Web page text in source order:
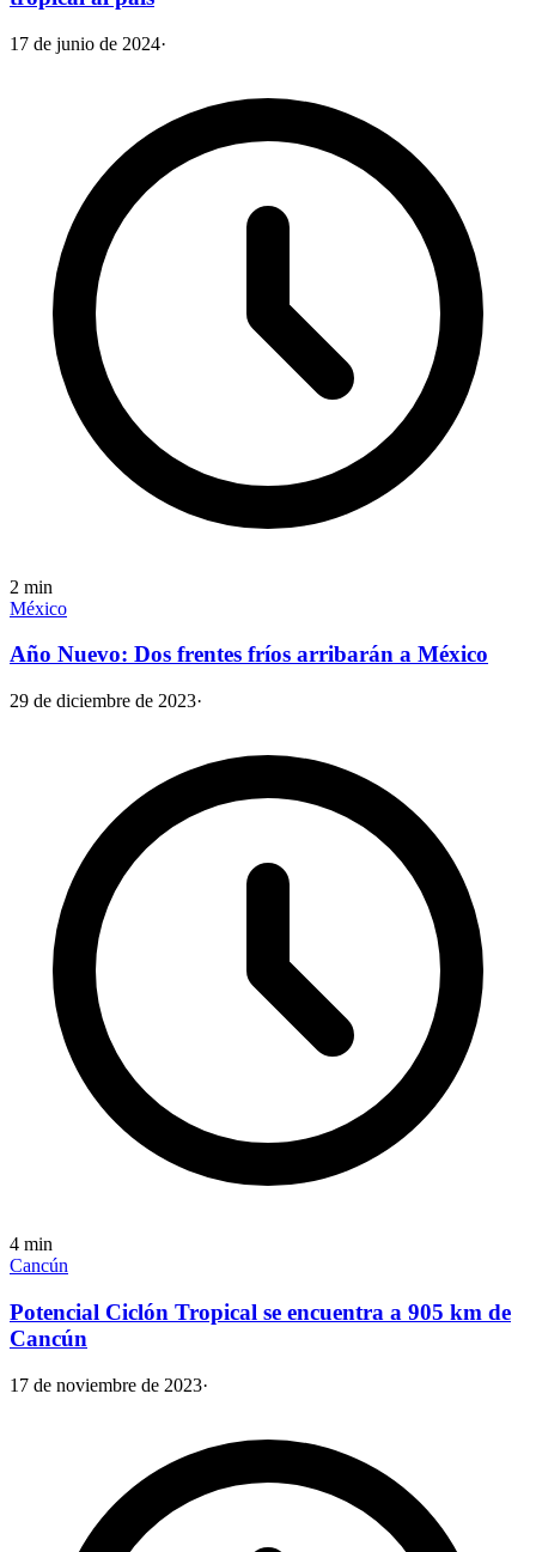
17 de junio de 2024·
2 min
México
Año Nuevo: Dos frentes fríos arribarán a México
29 de diciembre de 2023·
4 min
Cancún
Potencial Ciclón Tropical se encuentra a 905 km de
Cancún
17 de noviembre de 2023·